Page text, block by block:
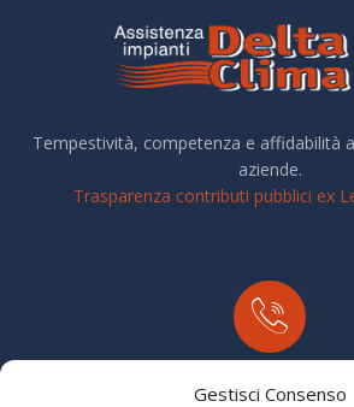
Gestisci Consenso
Tempestività, competenza e affidabilità
aziende.
Trasparenza contributi pubblici ex
Tel: